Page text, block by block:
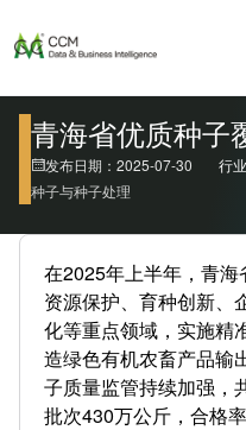
青海省优质种子
发布日期：2025-07-30
行
种子与种子处理
在2025年上半年，青
资源保护、育种创新、
化等重点领域，实施精
造绿色有机农畜产品输
子质量监管持续加强，
批次430万公斤，合格